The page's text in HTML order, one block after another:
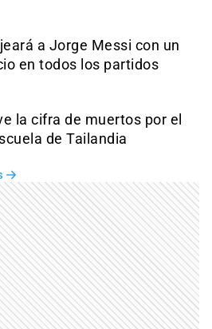
a Jorge Messi con un
en todos los partidos
la cifra de muertos por el
de Tailandia